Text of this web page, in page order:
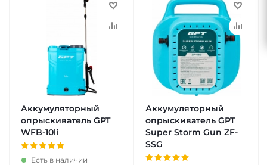
Аккумуляторный
опрыскиватель GPT
WFB-10li
Есть в наличии
Аккумуляторный
опрыскиватель GPT
Super Storm Gun ZF-
SSG